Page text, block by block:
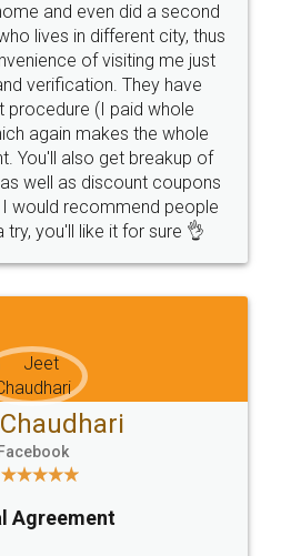
and even did a second
lives in different city, thus
of visiting me just
verification. They have
procedure (I paid whole
again makes the whole
You'll also get breakup of
well as discount coupons
would recommend people
you'll like it for sure 👌
Facebook
Agreement